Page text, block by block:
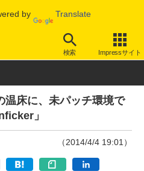
by Translate
検索 Impressサイト
ウイルス/マルウェア
床に、未パッチ環境で
」
（2014/4/4 19:01）